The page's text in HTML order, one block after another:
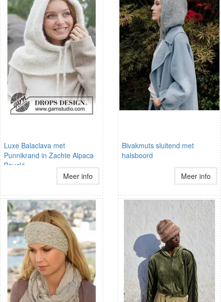
Luxe Balaclava met
Punnikrand in Zachte Alpaca
Bouclé
Meer info
Bivakmuts sluitend met
halsboord
Meer info